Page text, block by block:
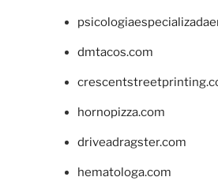
dmtacos.com
hornopizza.com
driveadragster.com
hematologa.com